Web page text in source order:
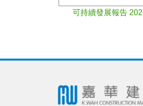
可持續發展報告